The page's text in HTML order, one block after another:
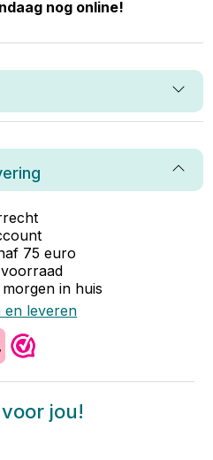
nog online!
75 euro
in huis
en leveren
jou!